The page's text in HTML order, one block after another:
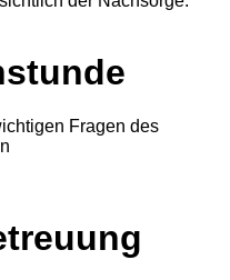
Fragen des